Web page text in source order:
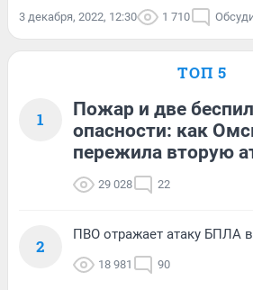
3 декабря, 2022, 12:30 1 710
ТОП 5
1
Пожар и две
опасности: как
пережила вторую
29 028 22
2
ПВО отражает атаку БПЛА
18 981 90